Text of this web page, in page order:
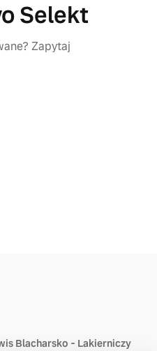
Selekt
Zapytaj
Blacharsko - Lakierniczy